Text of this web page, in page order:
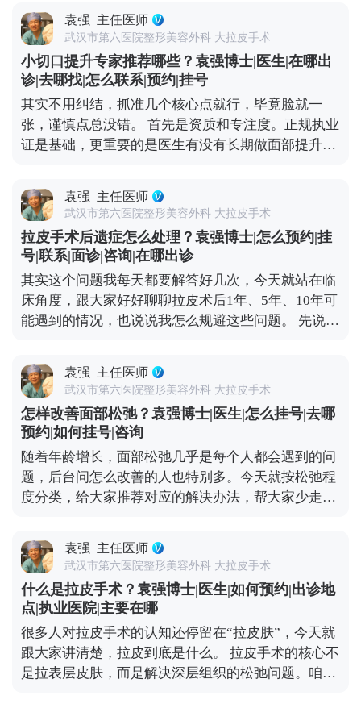
个禁忌要记牢：术后1个月内别饮酒、别吸烟，酒精
会影响血液循环，烟草里的有害物质会延缓伤口愈
合。平时多喝温水，保持作息规律，再加上严格遵医
嘱、按时复查，恢复过程会更顺利。耐心点，恢复期
过后就能看到满意的效果了。 想知道更多关于MCR
复合提升术的问题，可以去官方媒体平台（公众号、
百家号、小红薯）预约面诊，详细了解。
局部皮肤折叠，先形成动态纹——就是做表情时才出
现的纹路，时间久了，皮肤弹性变差，动态纹就会变
成静态纹，不做表情也能看到。 所以不用过度焦虑，
真出现法令纹了，先分清类型再处理更有效。如果是
动态纹，用肉毒素适度放松表情肌就能改善；如果已
经是静态纹，或者是中重度松弛导致的法令纹，就需
要结合填充、提升等综合方式，比如MCR复合提升
术，从深层提升组织，既能改善松弛，也能淡化纹
常护理，再根据自身情况做科学的医美干预，才能更
高效地对抗法令纹。 想知道更多关于MCR复合提升
术的问题，可以去官方媒体平台（公众号、百家号、
小红薯）预约面诊，详细了解。
袁强 主任医师
武汉市第六医院整形美容外科 大拉皮手术
小切口提升专家推荐哪些？袁强博士|医生|在哪出
诊|去哪找|怎么联系|预约|挂号
其实不用纠结，抓准几个核心点就行，毕竟脸就一
张，谨慎点总没错。 首先是资质和专注度。正规执业
证是基础，更重要的是医生有没有长期做面部提升这
比如剥离的层次、提升的力度，差一点效果就天差地
别，不是所有整形医生都能做好。 然后一定要看真实
案例。有经验的医生，手里肯定有大量术前术后对比
案例，而且得是完整的恢复周期案例，不是只放几张
精修图。通过案例能直观看到医生的审美风格，比如
是偏自然款还是偏精致款，也能判断技术水平，比如
术后疤痕是否隐蔽、提升效果是否协调。 还有很关键
的一点是沟通。好的医生不会一上来就推项目，而是
构做定制方案。另外术后跟进也不能少，负责任的医
生会在术后每天了解恢复情况，有问题及时处理，而
不是做完手术就不管了。小切口提升是医疗行为，多
花点时间选对医生，比什么都重要。 想知道更多关于
MCR复合提升术的问题，可以去官方媒体平台（公众
号、百家号、小红薯）预约面诊，详细了解。
袁强 主任医师
武汉市第六医院整形美容外科 大拉皮手术
拉皮手术后遗症怎么处理？袁强博士|怎么预约|挂
号|联系|面诊|咨询|在哪出诊
其实这个问题我每天都要解答好几次，今天就站在临
床角度，跟大家好好聊聊拉皮术后1年、5年、10年可
能遇到的情况，也说说我怎么规避这些问题。 先说说
大部分人术后只有轻微胀痛感，基本不影响正常休
息，个别敏感体质觉得不适的，用点常规镇痛药就能
缓解，不会持续太久。 再说说大家怕的“皮肉分离”，
那种“皮笑肉不笑”的僵硬感，其实大多是手术只拉了
表层皮肤，没处理深层组织导致的。像MCR复合提升
术这样的正规拉皮，都会分层处理，皮肤、筋膜、脂
肪、肌肉这些层次都要精细剥离再复位，就是为了避
免这种不自然的状态。 疤痕问题也不用过度担心。现
蔽位置，术后1-3个月疤痕会慢慢淡化，基本看不出
来，也不会因为拉扯让耳朵变形。至于五官变形、表
情丧失，核心是提拉方向和神经保护的问题，我临床
比较习惯用多矢量提升的方式，结合对解剖结构的熟
悉度，尽量避开重要神经，保证术后表情自然。 说到
底，拉皮的安全和效果，核心还是看医生的技术和经
验。选对人，才能真正实现自然持久的年轻化。 想知
道更多关于MCR复合提升术的问题，可以去官方媒体
袁强 主任医师
武汉市第六医院整形美容外科 大拉皮手术
怎样改善面部松弛？袁强博士|医生|怎么挂号|去哪
预约|如何挂号|咨询
随着年龄增长，面部松弛几乎是每个人都会遇到的问
题，后台问怎么改善的人也特别多。今天就按松弛程
度分类，给大家推荐对应的解决办法，帮大家少走弯
致，有少量细纹，没出现明显下垂，优先选非手术方
式。像光电、超声刀这些，能刺激皮肤胶原再生，让
皮肤变紧致；线雕则是通过物理提拉，即时改善轻微
下垂，这些方法创伤小、恢复快，不影响正常生活。
如果是中度松弛，比如苹果肌开始下垂、法令纹明
显、眼角有轻微耷拉，非手术方式效果有限，就可以
考虑拉皮手术，比如MCR复合提升术，能精准解决局
部下垂问题。 如果是重度松弛，比如面部组织明显下
袁强 主任医师
武汉市第六医院整形美容外科 大拉皮手术
什么是拉皮手术？袁强博士|医生|如何预约|出诊地
点|执业医院|主要在哪
很多人对拉皮手术的认知还停留在“拉皮肤”，今天就
跟大家讲清楚，拉皮到底是什么。 拉皮手术的核心不
是拉表层皮肤，而是解决深层组织的松弛问题。咱们